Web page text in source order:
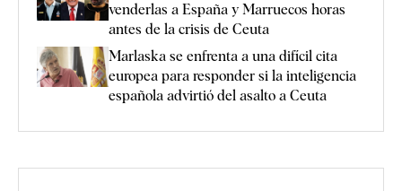
venderlas a España y Marruecos horas
antes de la crisis de Ceuta
Marlaska se enfrenta a una difícil cita
europea para responder si la inteligencia
española advirtió del asalto a Ceuta